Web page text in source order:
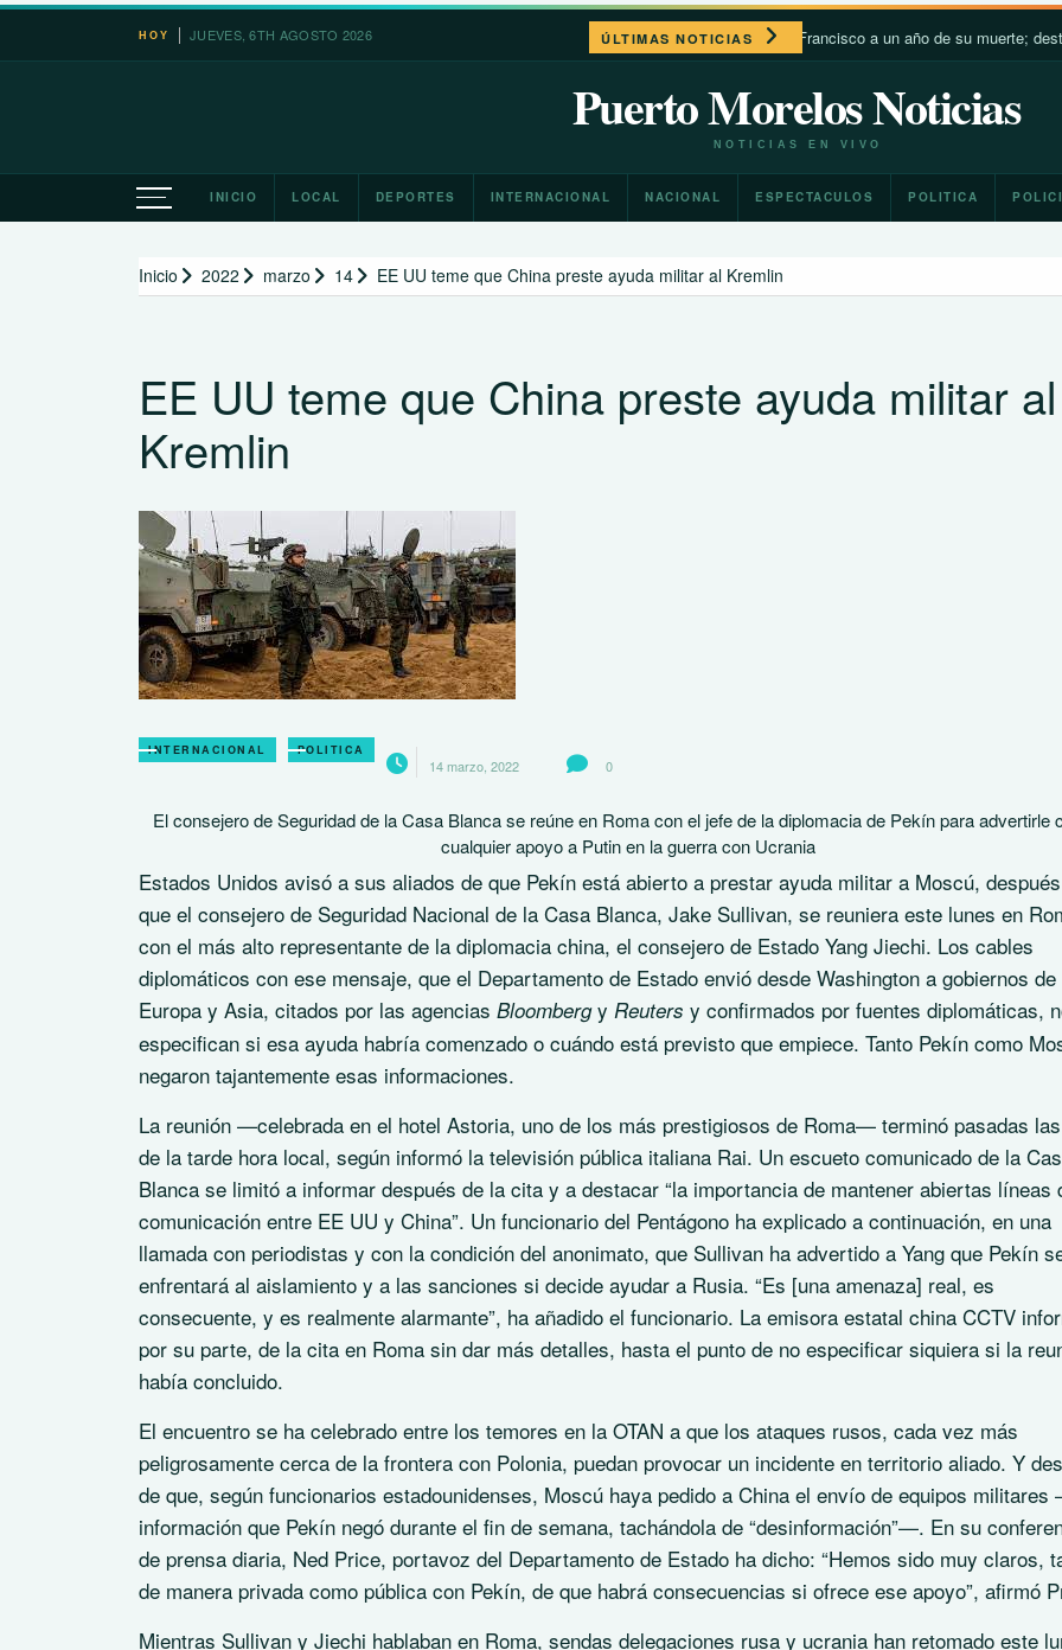
Saltar
HOY JUEVES, 6TH AGOSTO 2026 ÚLTIMAS NOTICIAS
León XIV recuerda a Francisco a un año de su muerte; destaca su
Puerto Morelos Noticias
NOTICIAS EN VIVO
INICIO LOCAL DEPORTES INTERNACIONAL NACIONAL ESPECTACULOS POLITICA
Inicio 2022 marzo 14 EE UU teme que China preste ayuda militar al Kremlin
EE UU teme que China preste ayuda militar al
Kremlin
INTERNACIONAL POLITICA
14 marzo, 2022 0
El consejero de Seguridad de la Casa Blanca se reúne en Roma con el jefe de la diplomacia de Pekín para advertirle
cualquier apoyo a Putin en la guerra con Ucrania
Estados Unidos avisó a sus aliados de que Pekín está abierto a prestar ayuda militar a Moscú,
que el consejero de Seguridad Nacional de la Casa Blanca, Jake Sullivan, se reuniera este lunes en
con el más alto representante de la diplomacia china, el consejero de Estado Yang Jiechi. Los cables
diplomáticos con ese mensaje, que el Departamento de Estado envió desde Washington a gobiernos de
Europa y Asia, citados por las agencias Bloombergy Reuters y confirmados por fuentes diplomáticas,
especifican si esa ayuda habría comenzado o cuándo está previsto que empiece. Tanto Pekín como
negaron tajantemente esas informaciones.
La reunión —celebrada en el hotel Astoria, uno de los más prestigiosos de Roma— terminó pasadas
de la tarde hora local, según informó la televisión pública italiana Rai. Un escueto comunicado de la
Blanca se limitó a informar después de la cita y a destacar “la importancia de mantener abiertas líneas
comunicación entre EE UU y China”. Un funcionario del Pentágono ha explicado a continuación, en una
llamada con periodistas y con la condición del anonimato, que Sullivan ha advertido a Yang que Pekín
enfrentará al aislamiento y a las sanciones si decide ayudar a Rusia. “Es [una amenaza] real, es
consecuente, y es realmente alarmante”, ha añadido el funcionario. La emisora estatal china CCTV
por su parte, de la cita en Roma sin dar más detalles, hasta el punto de no especificar siquiera si la
había concluido.
El encuentro se ha celebrado entre los temores en la OTAN a que los ataques rusos, cada vez más
peligrosamente cerca de la frontera con Polonia, puedan provocar un incidente en territorio aliado. Y
de que, según funcionarios estadounidenses, Moscú haya pedido a China el envío de equipos
información que Pekín negó durante el fin de semana, tachándola de “desinformación”—. En su
de prensa diaria, Ned Price, portavoz del Departamento de Estado ha dicho: “Hemos sido muy claros,
de manera privada como pública con Pekín, de que habrá consecuencias si ofrece ese apoyo”, afirmó
Mientras Sullivan y Jiechi hablaban en Roma, sendas delegaciones rusa y ucrania han retomado este